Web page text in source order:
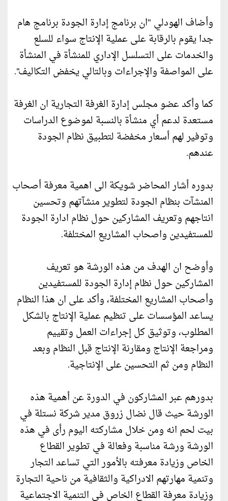
وأضاف الهودلي "ان برنامج إدارة الجودة برنامج هام
جدا يقوم بالرقابة على عملية الإنتاج سواء للسلع
والخدمات على التسلسل الإداري للمنشأة في المنشأة
على المواصفة والإجراءات وبالتالي يخفض التكاليف".
كما وأكد عضو مجلس إدارة الغرفة التجارية ان الغرفة
مستعدة لدعم أي منشأة بالنسبة لموضوع الدراسات
وتوفير لهم أسعار مخفضة لتطبيق نظام الجودة
عندهم.
بدوره أشار المحاضر شويكة الى اهمية معرفة أصحاب
المنشآت بنظام الجودة لتطوير منشآتهم وتحسين
انتاجهم وتعريف المشاركين حول نظام ادارة الجودة
للمستفيدين واصحاب المشاريع المختلفة.
وأوضح ان الهدف من هذه الورشة هو تعريف
المشاركين حول نظام إدارة الجودة للمستفيدين
وأصحاب المشاريع المختلفة، وأكد على ان هذا النظام
يساعد المؤسسات على تنظيم عملية الإنتاج بالشكل
المطلوب، وتوثيق كل إجراءات العمل وتقييم
ومراجعة الإنتاج ومقارنة الإنتاج قبل النظام وبعد
النظام ومن ثم التحسين على الإنتاجية.
بدورهم عبر المشاركون في الدورة عن أهمية هذه
الورشة حيث قال نضال زروق مدير شركة نستلة في
بيت لحم انه ومن خلال مشاركته اليوم رأى في هذه
الورشة ورشة مناسبة وفعالة في تطوير القطاع
الخاص وزيادة معرفته بالأمور التي تساعد التجار
وتنمية مهارتهم الادراكية والثقافية من ناحية التجارة
وزيادة معرفة القطاع الخاص في التنمية الاجتماعية